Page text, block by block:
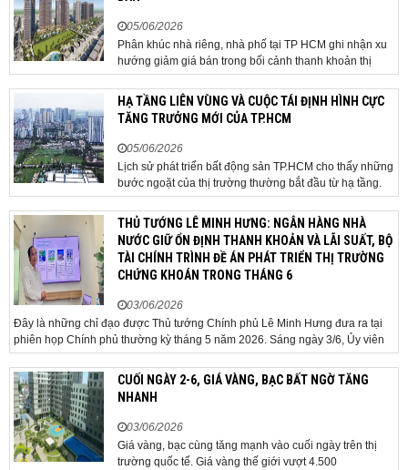
05/06/2026
Phân khúc nhà riêng, nhà phố tại TP HCM ghi nhận xu
hướng giảm giá bán trong bối cảnh thanh khoản thị
trường suy yếu, người mua thận trọng. Sau hơn 5 tháng
rao bán căn nhà trong hẻm khu vực Bảy Hiền, anh
Minh, một chủ nhà tại TP HCM, chấp nhận hạ giá...
HẠ TẦNG LIÊN VÙNG VÀ CUỘC TÁI ĐỊNH HÌNH CỰC
TĂNG TRƯỞNG MỚI CỦA TP.HCM
05/06/2026
Lịch sử phát triển bất động sản TP.HCM cho thấy những
bước ngoặt của thị trường thường bắt đầu từ hạ tầng.
Khi các tuyến kết nối liên vùng đồng loạt tăng tốc, cấu
trúc phát triển đô thị đang dần thay đổi, mở ra những
hành lang tăng trưởng mới và kéo theo quá...
THỦ TƯỚNG LÊ MINH HƯNG: NGÂN HÀNG NHÀ
NƯỚC GIỮ ỔN ĐỊNH THANH KHOẢN VÀ LÃI SUẤT, BỘ
TÀI CHÍNH TRÌNH ĐỀ ÁN PHÁT TRIỂN THỊ TRƯỜNG
CHỨNG KHOÁN TRONG THÁNG 6
03/06/2026
Đây là những chỉ đạo được Thủ tướng Chính phủ Lê Minh Hưng đưa ra tại
phiên họp Chính phủ thường kỳ tháng 5 năm 2026. Sáng ngày 3/6, Ủy viên
Bộ Chính trị, Bí thư Đảng ủy Chính phủ, Thủ tướng Chính phủ Lê Minh Hưng
đã chủ trì phiên họp Chính phủ thường...CUỐI NGÀY 2-6, GIÁ VÀNG, BẠC BẤT NGỜ TĂNG
NHANH
03/06/2026
Giá vàng, bạc cùng tăng mạnh vào cuối ngày trên thị
trường quốc tế. Giá vàng thế giới vượt 4.500